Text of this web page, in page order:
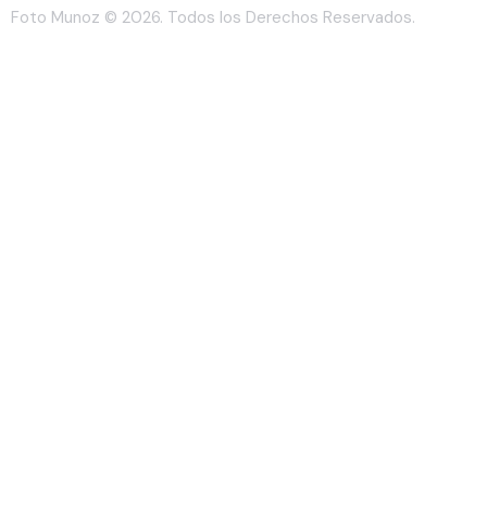
Foto Munoz © 2026. Todos los Derechos Reservados.